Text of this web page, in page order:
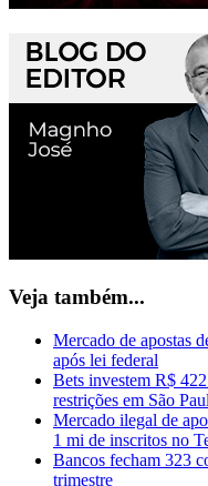
Veja também...
Mercado de apostas
após lei federal
Bets investem R$
restrições em São
Mercado ilegal de
1 mi de inscritos no
Bancos fecham 323
trimestre